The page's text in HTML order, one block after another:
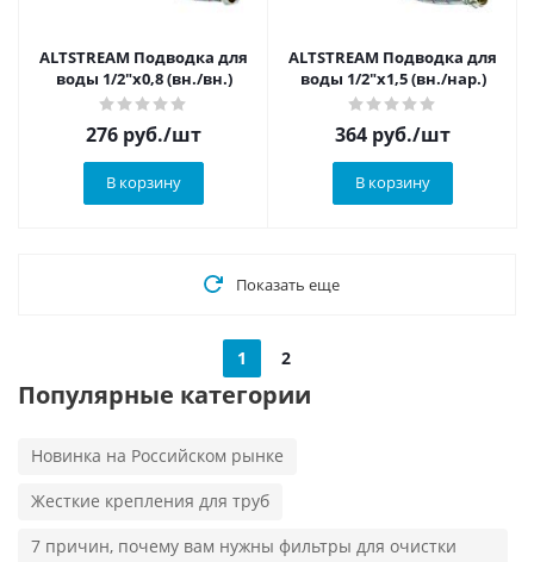
ALTSTREAM Подводка для
воды 1/2"x0,8 (вн./вн.)
276 руб./шт
В корзину
ALTSTREAM Подводка для
воды 1/2"x1,5 (вн./нар.)
364 руб./шт
В корзину
Показать еще
1 2
Популярные категории
Новинка на Российском рынке
Жесткие крепления для труб
7 причин, почему вам нужны фильтры для очистки